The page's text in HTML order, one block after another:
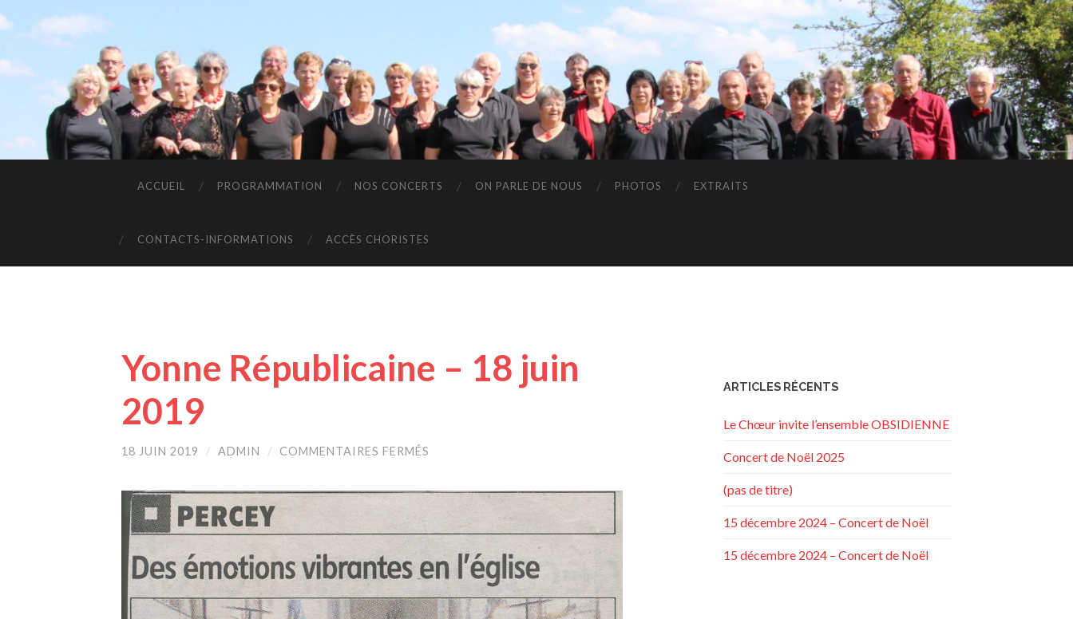
ACCUEIL PROGRAMMATION NOS CONCERTS ON PARLE DE NOUS PHOTOS EXTRAITS
CONTACTS-INFORMATIONS ACCÈS CHORISTES
Yonne Républicaine – 18 juin
2019
18 JUIN 2019 / ADMIN / COMMENTAIRES FERMÉS
–
2019
ARTICLES RÉCENTS
Le Chœur invite l’ensemble OBSIDIENNE
Concert de Noël 2025
(pas de titre)
15 décembre 2024 – Concert de Noël
15 décembre 2024 – Concert de Noël